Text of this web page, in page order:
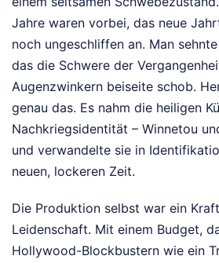
Jahre waren vorbei, das neue
noch ungeschliffen an. Man
das die Schwere der
Augenzwinkern beiseite schob.
genau das. Es nahm die heiligen
Nachkriegsidentität – Winnetou
und verwandelte sie in
neuen, lockeren Zeit.
Die Produktion selbst war ein
Leidenschaft. Mit einem Budget,
Hollywood-Blockbustern wie ein